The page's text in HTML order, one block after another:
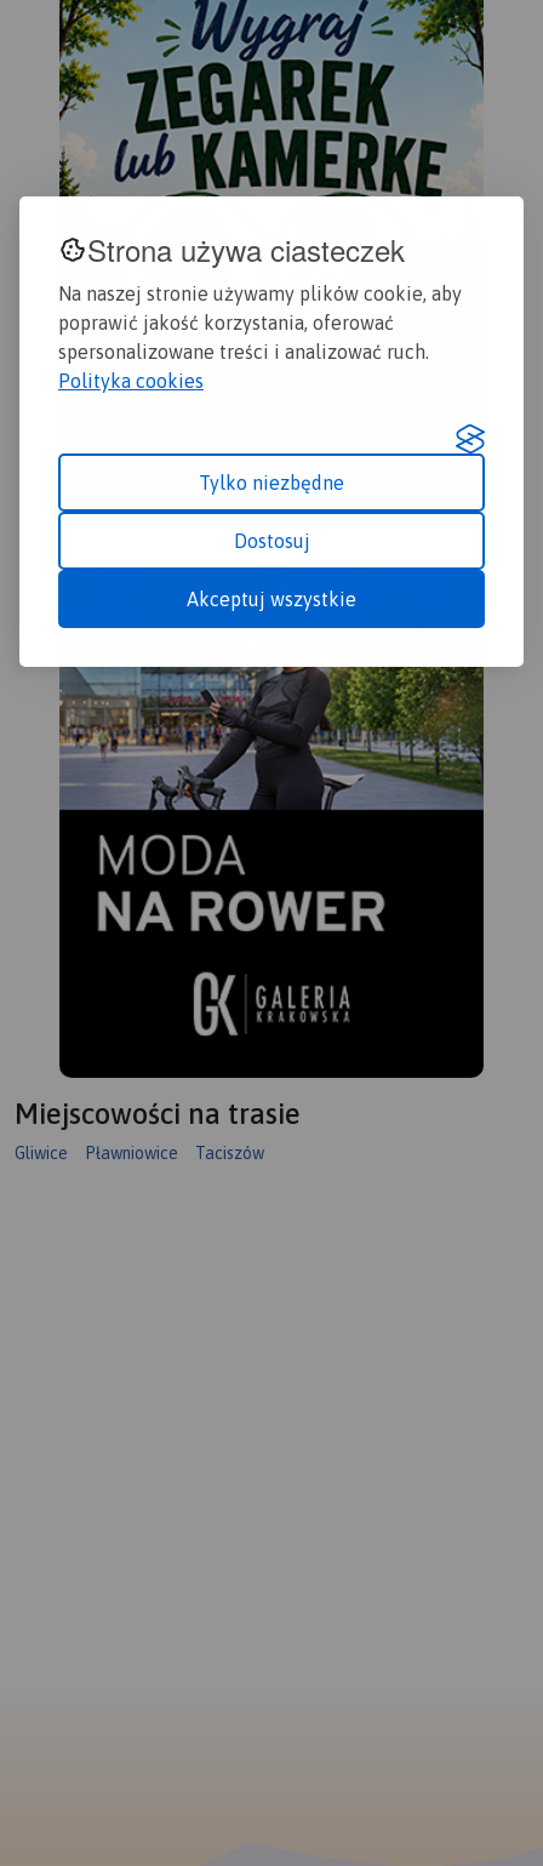
Strona używa ciasteczek
Na naszej stronie używamy plików cookie, aby
poprawić jakość korzystania, oferować
spersonalizowane treści i analizować ruch.
Polityka cookies
Tylko niezbędne
Dostosuj
Akceptuj wszystkie
Miejscowości na trasie
Gliwice Pławniowice Taciszów